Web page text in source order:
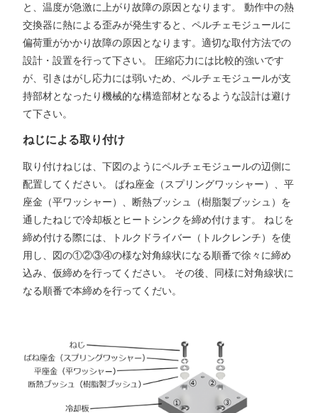
と、温度が急激に上がり故障の原因となります。 動作中の熱
交換器に熱による歪みが発生すると、ペルチェモジュールに
偏荷重がかかり故障の原因となります。適切な取付方法での
設計・設置を行って下さい。 圧縮応力には比較的強いです
が、引きはがし応力には弱いため、ペルチェモジュールが支
持部材となったり機械的な構造部材となるような設計は避け
て下さい。
ねじによる取り付け
取り付けねじは、下図のようにペルチェモジュールの辺側に
配置してください。 ばね座金（スプリングワッシャー）、平
座金（平ワッシャー）、断熱ブッシュ（樹脂製ブッシュ）を
通したねじで冷却板とヒートシンクを締め付けます。 ねじを
締め付ける際には、トルクドライバー（トルクレンチ）を使
用し、図の①②③④の様な対角線状になる順番で徐々に締め
込み、仮締めを行ってください。 その後、同様に対角線状に
なる順番で本締めを行ってくだい。